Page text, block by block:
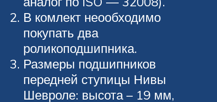
В комлект неообходимо
покупать два
роликоподшипника.
Размеры подшипников
передней ступицы Нивы
Шевроле: высота – 19 мм,